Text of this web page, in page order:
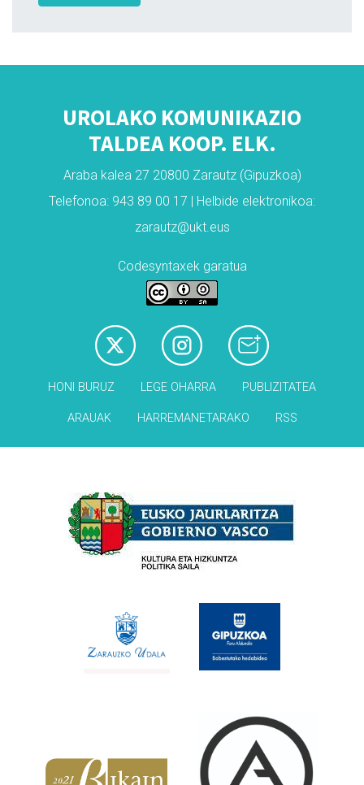
UROLAKO KOMUNIKAZIO
TALDEA KOOP. ELK.
Araba kalea 27 20800 Zarautz (Gipuzkoa)
Telefonoa: 943 89 00 17 | Helbide elektronikoa:
zarautz@ukt.eus
Codesyntaxek garatua
HONI BURUZ LEGE OHARRA PUBLIZITATEA
ARAUAK HARREMANETARAKO RSS